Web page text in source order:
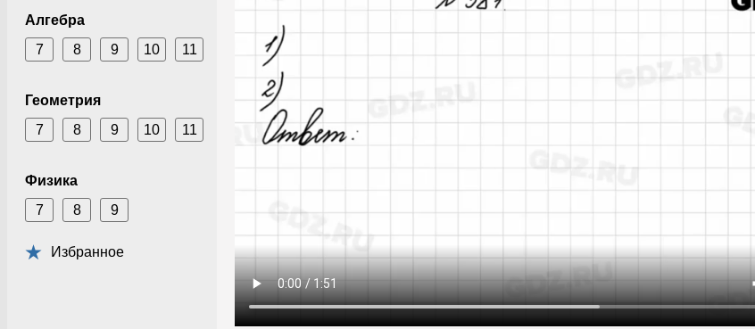
Алгебра
7
8 9 10 11
Геометрия
7
8 9 10 11
Физика
7
8 9
Избранное